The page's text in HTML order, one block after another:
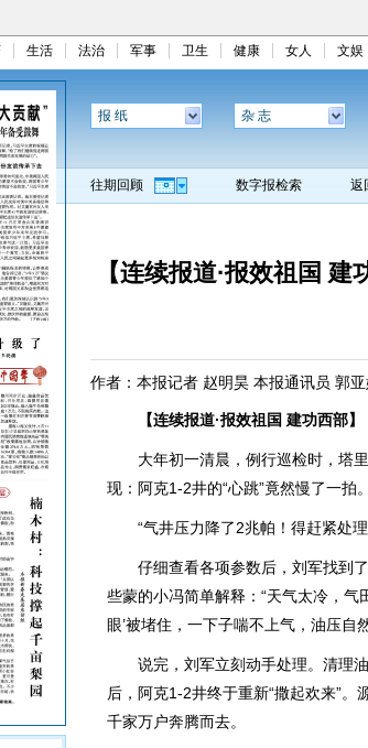
生活 法治 军事 卫生 健康 女人 文娱
报 纸 杂 志
往期回顾 数字报检索 返
【连续报道·报效祖国
作者：本报记者 赵明昊 本报通讯员 郭
【连续报道·报效祖国 建功西部】
大年初一清晨，例行巡检时，塔里
现：阿克1-2井的“心跳”竟然慢了一拍。
“气井压力降了2兆帕！得赶紧处理
仔细查看各项参数后，刘军找到了
些蒙的小冯简单解释：“天气太冷，气
眼’被堵住，一下子喘不上气，油压自
说完，刘军立刻动手处理。清理
后，阿克1-2井终于重新“撒起欢来”
千家万户奔腾而去。